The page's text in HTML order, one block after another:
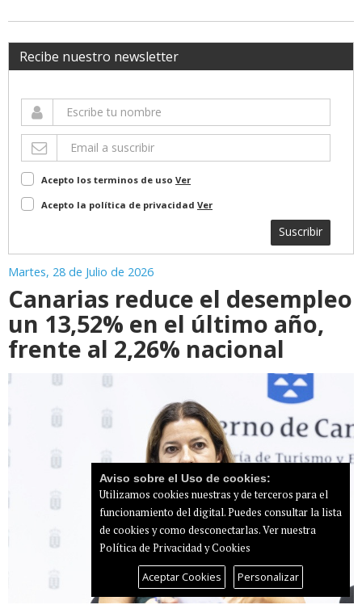
Recibe nuestro newsletter
Acepto los terminos de uso Ver
Acepto la política de privacidad Ver
Suscribir
Martes, 28 de Julio de 2026
Canarias reduce el desempleo
un 13,52% en el último año,
frente al 2,26% nacional
Aviso sobre el Uso de cookies:
Utilizamos cookies nuestras y de terceros para el
funcionamiento del digital. Puedes consultar la lista
de cookies y como desconectarlas.Ver nuestra
Política de Privacidad y Cookies
Aceptar Cookies Personalizar